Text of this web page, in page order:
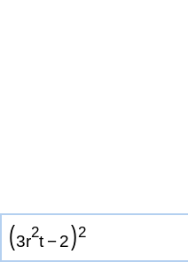
(3r2t − 2)2